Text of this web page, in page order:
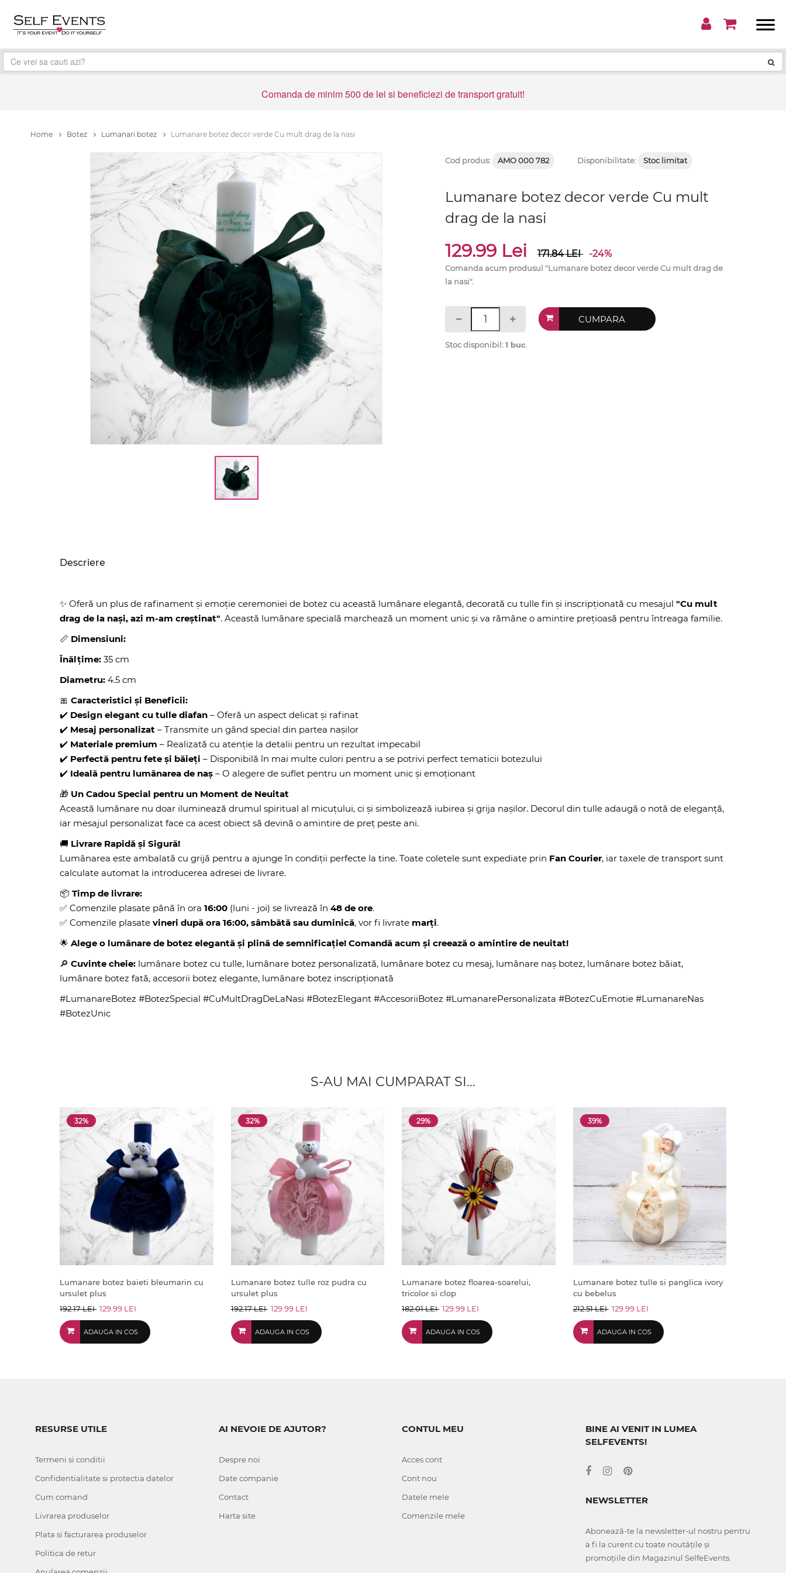
Comanda de minim 500 de lei si beneficiezi de transport gratuit!
Home Botez Lumanari botez Lumanare botez decor verde Cu mult drag de la nasi
Cod produs: AMO 000 782 Disponibilitate: Stoc limitat
Lumanare botez decor verde Cu mult
drag de la nasi
129.99 Lei 171.84LEI -24%
Comanda acum produsul "Lumanare botez decor verde Cu mult drag de
la nasi".
CUMPARA
Stoc disponibil:1 buc.
Descriere
✨ Oferă un plus de rafinament și emoție ceremoniei de botez cu această lumânare elegantă, decorată cu tulle fin și inscripționată cu mesajul "Cu mult
drag de la nași, azi m-am creștinat". Această lumânare specială marchează un moment unic și va rămâne o amintire prețioasă pentru întreaga familie.
📏 Dimensiuni:
Înălțime: 35 cm
Diametru: 4.5 cm
🎀 Caracteristici și Beneficii:
✔️ Design elegant cu tulle diafan – Oferă un aspect delicat și rafinat
✔️ Mesaj personalizat – Transmite un gând special din partea nașilor
✔️ Materiale premium – Realizată cu atenție la detalii pentru un rezultat impecabil
✔️ Perfectă pentru fete și băieți – Disponibilă în mai multe culori pentru a se potrivi perfect tematicii botezului
✔️ Ideală pentru lumânarea de naș – O alegere de suflet pentru un moment unic și emoționant
🎁 Un Cadou Special pentru un Moment de Neuitat
Această lumânare nu doar iluminează drumul spiritual al micuțului, ci și simbolizează iubirea și grija nașilor. Decorul din tulle adaugă o notă de eleganță,
iar mesajul personalizat face ca acest obiect să devină o amintire de preț peste ani.
🚚 Livrare Rapidă și Sigură!
Lumânarea este ambalată cu grijă pentru a ajunge în condiții perfecte la tine. Toate coletele sunt expediate prin Fan Courier, iar taxele de transport sunt
calculate automat la introducerea adresei de livrare.
📦 Timp de livrare:
✅ Comenzile plasate până în ora 16:00 (luni - joi) se livrează în 48 de ore.
✅ Comenzile plasate vineri după ora 16:00, sâmbătă sau duminică, vor fi livrate marți.
🌟 Alege o lumânare de botez elegantă și plină de semnificație! Comandă acum și creează o amintire de neuitat!
🔎 Cuvinte cheie: lumânare botez cu tulle, lumânare botez personalizată, lumânare botez cu mesaj, lumânare naș botez, lumânare botez băiat,
lumânare botez fată, accesorii botez elegante, lumânare botez inscripționată
#LumanareBotez #BotezSpecial #CuMultDragDeLaNasi #BotezElegant #AccesoriiBotez #LumanarePersonalizata #BotezCuEmotie #LumanareNas
#BotezUnic
S-AU MAI CUMPARAT SI...
32%
Lumanare botez baieti bleumarin cu
ursulet plus
192.17 LEI 129.99 LEI
ADAUGA IN COS
32%
Lumanare botez tulle roz pudra cu
ursulet plus
192.17 LEI 129.99 LEI
ADAUGA IN COS
29%
Lumanare botez floarea-soarelui,
tricolor si clop
182.01 LEI 129.99 LEI
ADAUGA IN COS
39%
Lumanare botez tulle si panglica ivory
cu bebelus
212.51 LEI 129.99 LEI
ADAUGA IN COS
RESURSE UTILE
Termeni si conditii
Confidentialitate si protectia datelor
Cum comand
Livrarea produselor
Plata si facturarea produselor
Politica de retur
AI NEVOIE DE AJUTOR?
Despre noi
Date companie
Contact
Harta site
CONTUL MEU
Acces cont
Cont nou
Datele mele
Comenzile mele
BINE AI VENIT IN LUMEA
SELFEVENTS!
NEWSLETTER
Abonează-te la newsletter-ul nostru pentru
a fi la curent cu toate noutățile și
promoțiile din Magazinul SelfeEvents.